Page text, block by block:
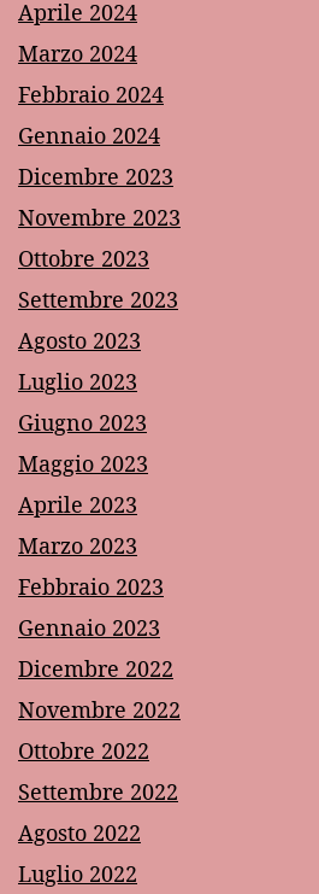
Aprile 2024
Marzo 2024
Febbraio 2024
Gennaio 2024
Dicembre 2023
Novembre 2023
Ottobre 2023
Settembre 2023
Agosto 2023
Luglio 2023
Giugno 2023
Maggio 2023
Aprile 2023
Marzo 2023
Febbraio 2023
Gennaio 2023
Dicembre 2022
Novembre 2022
Ottobre 2022
Settembre 2022
Agosto 2022
Luglio 2022